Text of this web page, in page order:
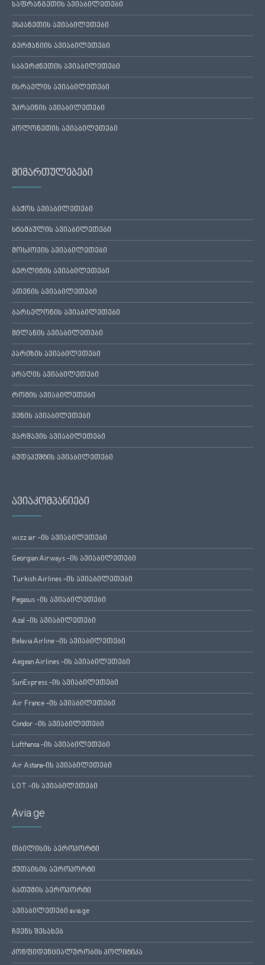
საფრანგეთის ავიაბილეთები
ესპანეთის ავიაბილეთები
გერმანიის ავიაბილეთები
საბერძნეთის ავიაბილეთები
ისრაელის ავიაბილეთები
უკრაინის ავიაბილეთები
პოლონეთის ავიაბილეთები
მიმართულებები
ბაქოს ავიაბილეთები
სტამბულის ავიაბილეთები
მოსკოვის ავიაბილეთები
ბერლინის ავიაბილეთები
ათენის ავიაბილეთები
ბარსელონის ავიაბილეთები
მილანის ავიაბილეთები
პარიზის ავიაბილეთები
პრაღის ავიაბილეთები
რომის ავიაბილეთები
ვენის ავიაბილეთები
ვარშავის ავიაბილეთები
ბუდაპეშტის ავიაბილეთები
ავიაკომპანიები
wizz air -ის ავიაბილეთები
Georgian Airways -ის ავიაბილეთები
Turkish Airlines -ის ავიაბილეთები
Pegasus -ის ავიაბილეთები
Azal -ის ავიაბილეთები
Belavia Airline -ის ავიაბილეთები
Aegean Airlines -ის ავიაბილეთები
SunExpress -ის ავიაბილეთები
Air France -ის ავიაბილეთები
Condor -ის ავიაბილეთები
Lufthansa -ის ავიაბილეთები
Air Astana-ის ავიაბილეთები
LOT -ის ავიაბილეთები
Avia.ge
თბილისის აეროპორტი
ქუთაისის აეროპორტი
ბათუმის აეროპორტი
ავიაბილეთები avia.ge
ჩვენს შესახებ
კონფიდენციალურობის პოლიტიკა